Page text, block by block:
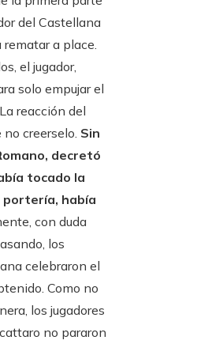
del Castellana
a place.
el jugador,
solo empujar el
reacción del
creerselo. Sin
decretó
tocado la
portería, había
con duda
los
celebraron el
Como no
los jugadores
no pararon